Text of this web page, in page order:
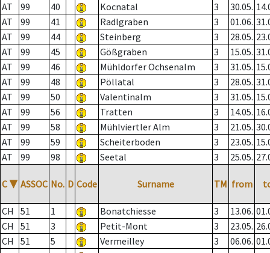
AT
99 40 Kocnatal 3 30.05.
AT
99 41 Radlgraben 3 01.06.
AT
99 44 Steinberg 3 28.05.
AT
99 45 Gößgraben 3 15.05.
AT
99 46 Mühldorfer Ochsenalm 3 31.05.
AT
99 48 Pöllatal 3 28.05.
AT
99 50 Valentinalm 3 31.05.
AT
99 56 Tratten 3 14.05.
AT
99 58 Mühlviertler Alm 3 21.05.
AT
99 59 Scheiterboden 3 23.05.
AT
99 98 Seetal 3 25.05.
C ▼ ASSOC No. D Code Surname TM from
CH 51 1 Bonatchiesse 3 13.06.
CH
51 3 Petit-Mont 3 23.05.
CH
51 5 Vermeilley 3 06.06.